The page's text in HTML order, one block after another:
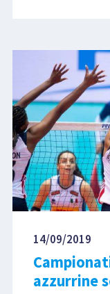
14/09/2019
azzurrine